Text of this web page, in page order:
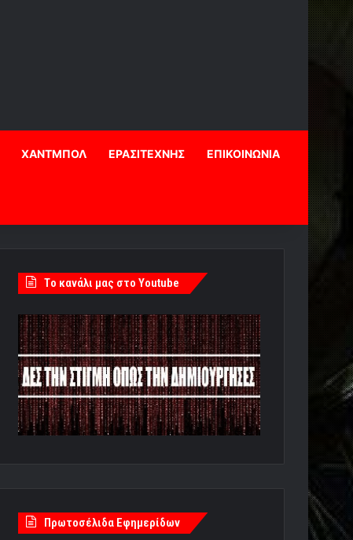
ΧΑΝΤΜΠΟΛ ΕΡΑΣΙΤΕΧΝΗΣ ΕΠΙΚΟΙΝΩΝΙΑ
Tο κανάλι μας στο Youtube
Πρωτοσέλιδα Εφημερίδων